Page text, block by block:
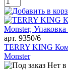
арт. 9350/6
TERRY KING
Monster
Нет в